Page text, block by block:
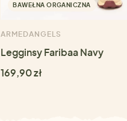
BAWEŁNA ORGANICZNA
ARMEDANGELS
Legginsy Faribaa Navy
169,90 zł